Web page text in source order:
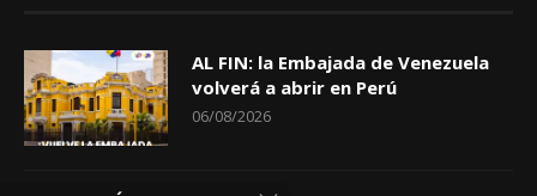
AL FIN: la Embajada de Venezuela
volverá a abrir en Perú
06/08/2026